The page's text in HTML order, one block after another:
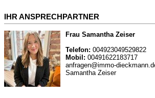
IHR ANSPRECHPARTNER
Frau Samantha Zeiser
Telefon: 004923049529822
Mobil: 00491622183717
anfragen@immo-
Samantha Zeiser